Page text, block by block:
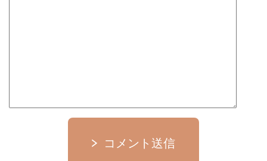
コメント送信